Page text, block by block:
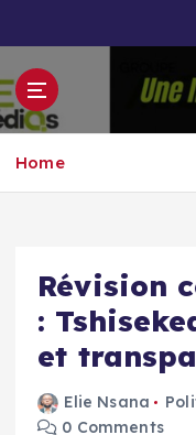
p
t
o
o
Home
Révision
:
et
Elie Nsana
0 Comments